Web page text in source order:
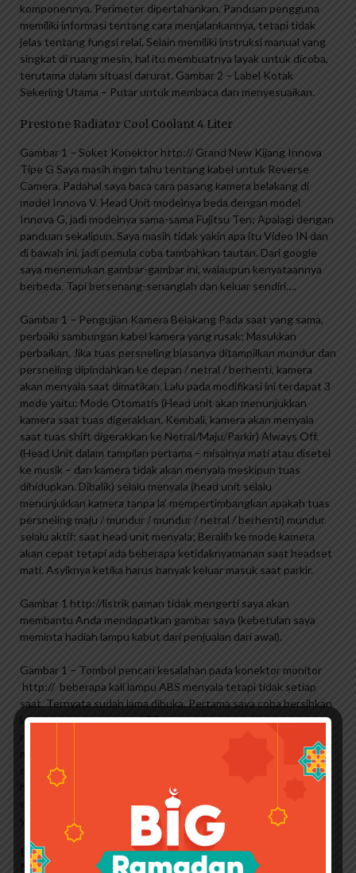
komponennya. Perimeter dipertahankan. Panduan pengguna
memiliki informasi tentang cara menjalankannya, tetapi tidak
jelas tentang fungsi relai. Selain memiliki instruksi manual yang
singkat di ruang mesin, hal itu membuatnya layak untuk dicoba,
terutama dalam situasi darurat. Gambar 2 – Label Kotak
Sekering Utama – Putar untuk membaca dan menyesuaikan.
Prestone Radiator Cool Coolant 4 Liter
Gambar 1 – Soket Konektor http:// Grand New Kijang Innova
Tipe G Saya masih ingin tahu tentang kabel untuk Reverse
Camera. Padahal saya baca cara pasang kamera belakang di
model Innova V. Head Unit modelnya beda dengan model
Innova G, jadi modelnya sama-sama Fujitsu Ten; Apalagi dengan
panduan sekalipun. Saya masih tidak yakin apa itu Video IN dan
di bawah ini, jadi pemula coba tambahkan tautan. Dari google
saya menemukan gambar-gambar ini, walaupun kenyataannya
berbeda. Tapi bersenang-senanglah dan keluar sendiri….
Gambar 1 – Pengujian Kamera Belakang Pada saat yang sama,
perbaiki sambungan kabel kamera yang rusak; Masukkan
perbaikan. Jika tuas persneling biasanya ditampilkan mundur dan
persneling dipindahkan ke depan / netral / berhenti, kamera
akan menyala saat dimatikan. Lalu pada modifikasi ini terdapat 3
mode yaitu: Mode Otomatis (Head unit akan menunjukkan
kamera saat tuas digerakkan. Kembali, kamera akan menyala
saat tuas shift digerakkan ke Netral/Maju/Parkir) Always Off.
(Head Unit dalam tampilan pertama – misalnya mati atau disetel
ke musik – dan kamera tidak akan menyala meskipun tuas
dihidupkan. Dibalik) selalu menyala (head unit selalu
menunjukkan kamera tanpa la’ mempertimbangkan apakah tuas
persneling maju / mundur / mundur / netral / berhenti) mundur
selalu aktif: saat head unit menyala; Beralih ke mode kamera
akan cepat tetapi ada beberapa ketidaknyamanan saat headset
mati. Asyiknya ketika harus banyak keluar masuk saat parkir.
Gambar 1 http://listrik paman tidak mengerti saya akan
membantu Anda mendapatkan gambar saya (kebetulan saya
meminta hadiah lampu kabut dari penjualan dari awal).
Gambar 1 – Tombol pencari kesalahan pada konektor monitor
http:// beberapa kali lampu ABS menyala tetapi tidak setiap
saat. Ternyata sudah lama dibuka. Pertama saya coba bersihkan
kampas rem dan sensor ABS serta ring sensor di keempat
rodanya, dan hasilnya lampu ABS menyala. Saya kemudian
melepas sambungan modul ABS utama di kompartemen mesin
dan menyemprotnya dengan pembersih elektronik, tetapi
hasilnya tidak membantu sama sekali. Akhirnya meluangkan
waktu untuk memeriksa kode kesalahan menggunakan kabel
yang dicolokkan ke konektor monitor.
Harga Prestone Radiator Coolant 1 Liter Terbaru
November 2022 |biggo Indonesia